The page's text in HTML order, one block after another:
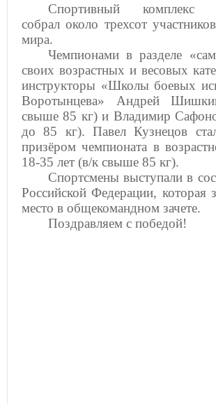
Спортивный комплекс
собрал около трехсот
мира.
Чемпионами в разделе
своих возрастных и весовых
инструкторы «Школы боевых
Воротынцева» Андрей
свыше 85 кг) и Владимир
до 85 кг). Павел Кузнецов
призёром чемпионата в
18-35 лет (в/к свыше 85 кг).
Спортсмены выступали в
Российской Федерации, которая
место в общекомандном зачете.
Поздравляем с победой!